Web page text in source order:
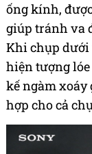
ống kính,
giúp tránh va
Khi chụp dưới
hiện tượng
kế ngàm
hợp cho cả